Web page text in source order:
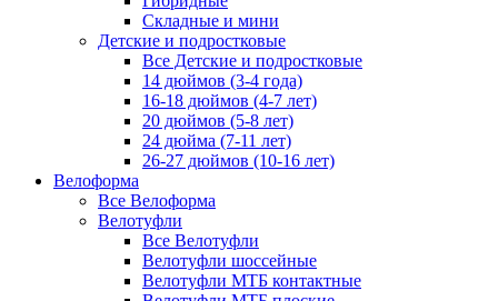
Складные и мини
Детские и подростковые
Все Детские и подростковые
14 дюймов (3-4 года)
16-18 дюймов (4-7 лет)
20 дюймов (5-8 лет)
24 дюйма (7-11 лет)
26-27 дюймов (10-16 лет)
Велоформа
Все Велоформа
Велотуфли
Все Велотуфли
Велотуфли шоссейные
Велотуфли МТБ контактные